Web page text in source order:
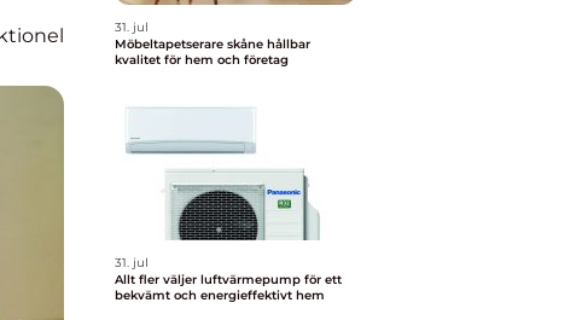
31. jul
Möbeltapetserare skåne hållbar
kvalitet för hem och företag
31. jul
Allt fler väljer luftvärmepump för ett
bekvämt och energieffektivt hem